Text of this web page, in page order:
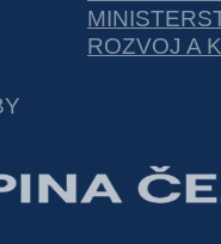
ROZVOJ A